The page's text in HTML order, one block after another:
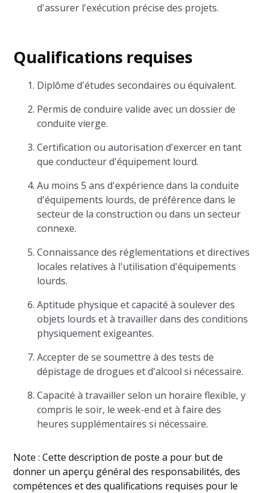
d'assurer l'exécution précise des projets.
Qualifications requises
Diplôme d'études secondaires ou équivalent.
Permis de conduire valide avec un dossier de
conduite vierge.
Certification ou autorisation d'exercer en tant
que conducteur d'équipement lourd.
Au moins 5 ans d'expérience dans la conduite
d'équipements lourds, de préférence dans le
secteur de la construction ou dans un secteur
connexe.
Connaissance des réglementations et directives
locales relatives à l'utilisation d'équipements
lourds.
Aptitude physique et capacité à soulever des
objets lourds et à travailler dans des conditions
physiquement exigeantes.
Accepter de se soumettre à des tests de
dépistage de drogues et d'alcool si nécessaire.
Capacité à travailler selon un horaire flexible, y
compris le soir, le week-end et à faire des
heures supplémentaires si nécessaire.
Note : Cette description de poste a pour but de
donner un aperçu général des responsabilités, des
compétences et des qualifications requises pour le